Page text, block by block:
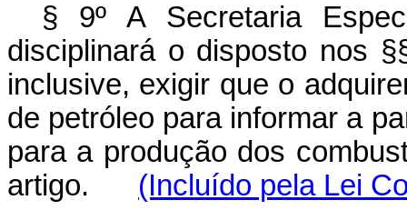
§ 9º A Secretaria
disciplinará o disposto nos
inclusive, exigir que o
de petróleo para informar a
para a produção dos
artigo.
(Incluído pela Lei